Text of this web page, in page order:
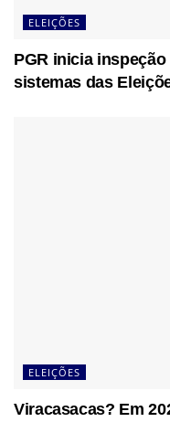
ELEIÇÕES
PGR inicia
sistemas das
ELEIÇÕES
Viracasacas? Em